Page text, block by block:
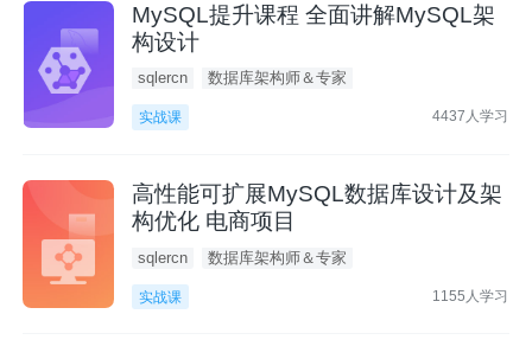
MySQL提升课程 全面讲解MySQL架
构设计
sqlercn 数据库架构师＆专家
实战课 4437人学习
高性能可扩展MySQL数据库设计及架
构优化 电商项目
sqlercn 数据库架构师＆专家
实战课 1155人学习